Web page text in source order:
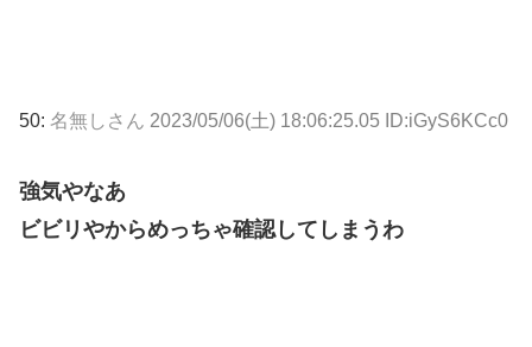
50: 名無しさん 2023/05/06(土) 18:06:25.05 ID:iGyS6KCc0
強気やなあ
ビビリやからめっちゃ確認してしまうわ